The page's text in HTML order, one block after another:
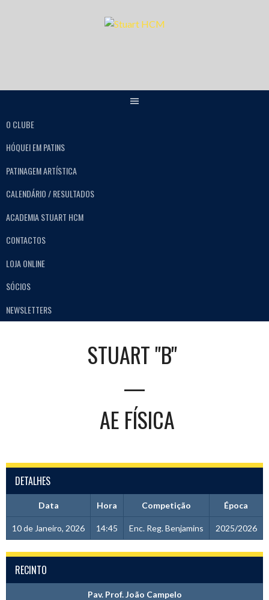
O CLUBE
HÓQUEI EM PATINS
PATINAGEM ARTÍSTICA
CALENDÁRIO / RESULTADOS
ACADEMIA STUART HCM
CONTACTOS
LOJA ONLINE
SÓCIOS
NEWSLETTERS
STUART "B"
—
AE FÍSICA
DETALHES
Data Hora Competição Época
10 de Janeiro, 2026 14:45 Enc. Reg. Benjamins 2025/2026
RECINTO
Pav. Prof. João Campelo